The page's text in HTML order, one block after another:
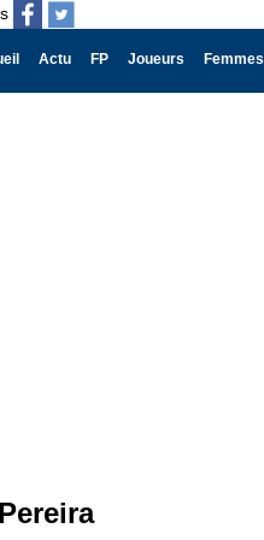
Actu FP Joueurs Femmes